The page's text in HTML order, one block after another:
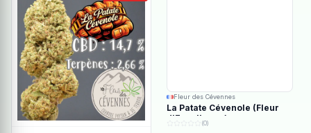
Fleur des Cévennes
La Patate Cévenole (Fleur
d'Excellence)
(0)